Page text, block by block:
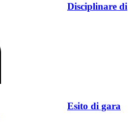
Disciplinare di
Esito di gara